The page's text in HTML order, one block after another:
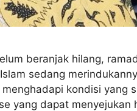
beranjak hilang,
sedang
kondisi yang
yang dapat menyejukan